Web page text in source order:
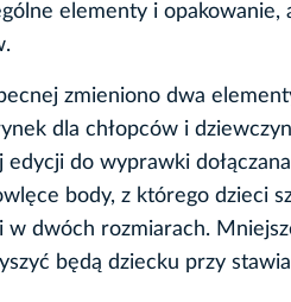
elementy i opakowanie,
zmieniono dwa
dla chłopców i
do wyprawki
body, z którego dzieci
dwóch rozmiarach.
będą dziecku przy